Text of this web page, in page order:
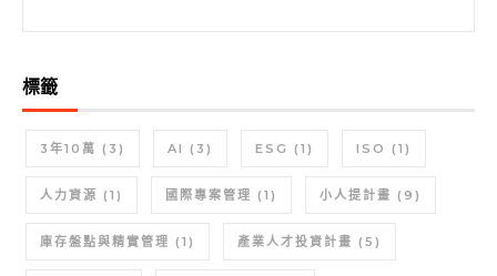
標籤
3年10萬 (3) AI (3) ESG (1) ISO (1)
人力資源 (1) 國際專案管理 (1) 小人提計畫 (9)
庫存盤點與精實管理 (1) 產業人才投資計畫 (5)